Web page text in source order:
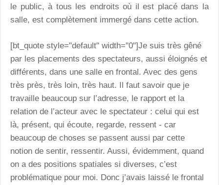
le public, à tous les endroits où il est placé dans la
salle, est complètement immergé dans cette action.
[bt_quote style="default" width="0"]Je suis très gêné
par les placements des spectateurs, aussi éloignés et
différents, dans une salle en frontal. Avec des gens
très près, très loin, très haut. Il faut savoir que je
travaille beaucoup sur l’adresse, le rapport et la
relation de l’acteur avec le spectateur : celui qui est
là, présent, qui écoute, regarde, ressent - car
beaucoup de choses se passent aussi par cette
notion de sentir, ressentir. Aussi, évidemment, quand
on a des positions spatiales si diverses, c’est
problématique pour moi. Donc j’avais laissé le frontal